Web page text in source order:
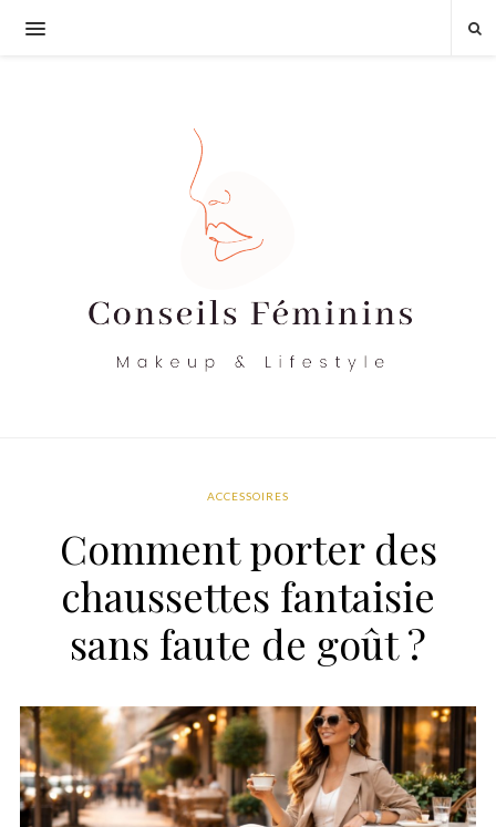
ACCESSOIRES
Comment porter des
chaussettes fantaisie
sans faute de goût ?